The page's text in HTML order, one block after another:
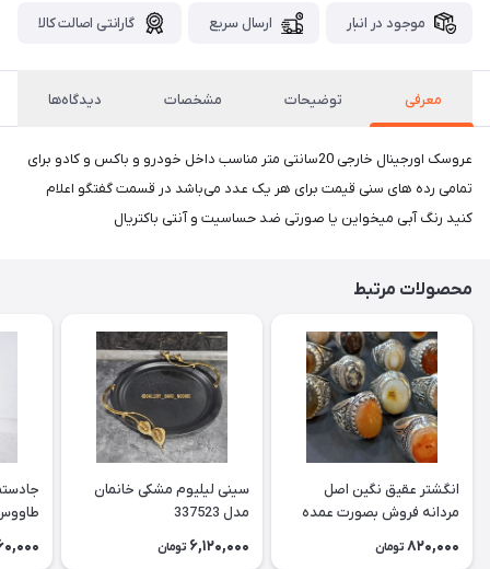
موجود در انبار ارسال سریع گارانتی اصالت کالا
معرفی توضیحات مشخصات دیدگاه‌ها
عروسک اورجینال خارجی 20سانتی متر مناسب داخل خودرو و باکس و کادو برای
تمامی رده های سنی قیمت برای هر یک عدد می‌باشد در قسمت گفتگو اعلام
کنید رنگ آبی میخواین یا صورتی ضد حساسیت و آنتی باکتریال
محصولات مرتبط
انگشتر عقیق نگین اصل
مردانه فروش بصورت عمده
3عدد هست فروش بصورت
820,000 تومان
سینی لیلیوم مشکی خانمان
مدل 337523
6,120,000 تومان